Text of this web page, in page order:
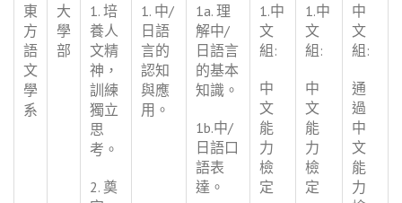
東
方
語
文
學
系
大
學
部
1. 培
養人
文精
神，
訓練
獨立
思
考。
2. 奠
1. 中/
日語
言的
認知
與應
用。
1a. 理
解中/
日語言
的基本
知識。
1b.中/
日語口
語表
達。
1.中
文
組:
中
文
能
力
檢
定
1.中
文
組:
中
文
能
力
檢
定
中
文
組:
通
過
中
文
能
力